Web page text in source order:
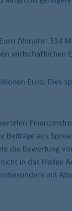
(Vorjahr: 314
wirtschaftlichen
Euro. Dies
aus
die Bewertung
in das Hedge
mit